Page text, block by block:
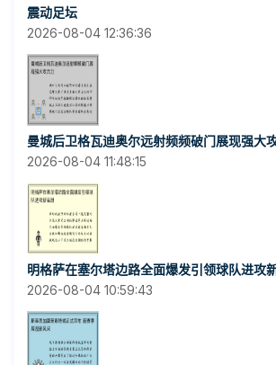
震动足坛
2026-08-04 12:36:36
曼城后卫格瓦迪奥尔远射频频破门展现强大
2026-08-04 11:48:15
明格萨在塞尔塔边路全面爆发引领球队进攻
2026-08-04 10:59:43